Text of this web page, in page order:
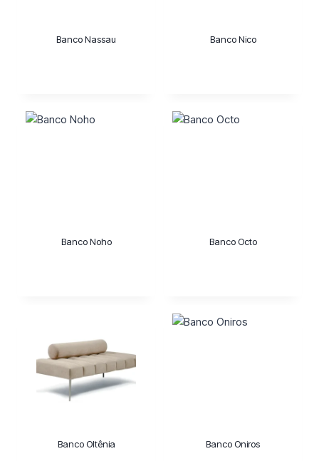
Banco Nassau Banco Nico
Banco Noho Banco Octo
Banco Oltênia Banco Oniros